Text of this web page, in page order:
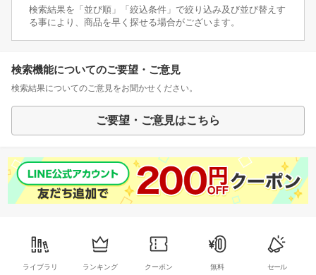
検索結果を「並び順」「絞込条件」で絞り込み及び並び替えす
る事により、商品を早く探せる場合がございます。
検索機能についてのご要望・ご意見
検索結果についてのご意見をお聞かせください。
ご要望・ご意見はこちら
ライブラリ ランキング クーポン 無料 セール